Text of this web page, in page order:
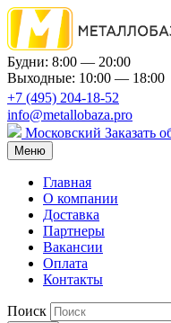
Будни: 8:00 — 20:00
Выходные: 10:00 — 18:00
+7 (495) 204-18-52
info@metallobaza.pro
Московский Заказать
Меню
Главная
О компании
Доставка
Партнеры
Вакансии
Оплата
Контакты
Поиск